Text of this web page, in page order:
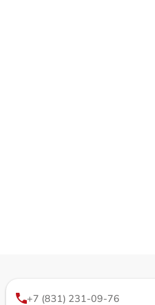
+7 (831) 231-09-76